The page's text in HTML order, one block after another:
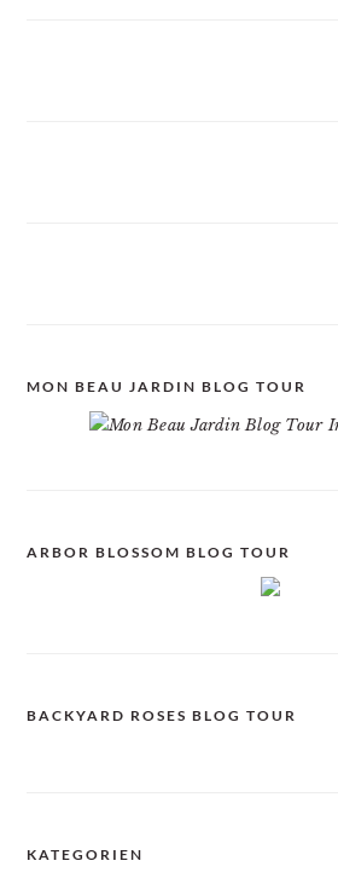
MON BEAU JARDIN BLOG TOUR
ARBOR BLOSSOM BLOG TOUR
BACKYARD ROSES BLOG TOUR
KATEGORIEN